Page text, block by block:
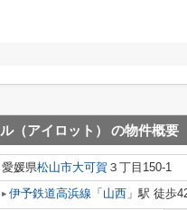
（アイロット） の物件概要
愛媛県松山市大可賀 ３丁目150-1
伊予鉄道高浜線 「 山西 」駅 徒歩